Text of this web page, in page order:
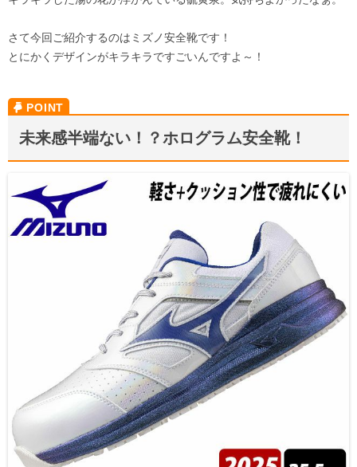
さて今回ご紹介するのはミズノ安全靴です！
とにかくデザインがキラキラですごいんですよ～！
未来感半端ない！？ホログラム安全靴！